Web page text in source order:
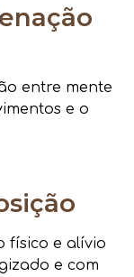
entre mente
e o
físico e alívio
e com